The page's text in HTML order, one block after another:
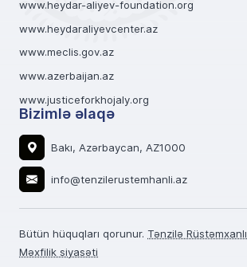
www.heydar-aliyev-foundation.org
www.heydaraliyevcenter.az
www.meclis.gov.az
www.azerbaijan.az
www.justiceforkhojaly.org
Bizimlə əlaqə
Bakı, Azərbaycan, AZ1000
info@tenzilerustemhanli.az
Bütün hüquqları qorunur. Tənzilə Rüstəmxanlı
Məxfilik siyasəti